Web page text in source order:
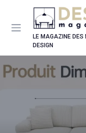
LE MAGAZINE DES
DESIGN
Panneau de gestion des